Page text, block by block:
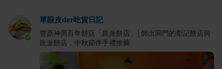
單眼皮der吃貨日記
豐原神岡百年餅店「崑派餅店」│師出同門的犁記餅店與
崑派餅店，中秋節伴手禮推薦